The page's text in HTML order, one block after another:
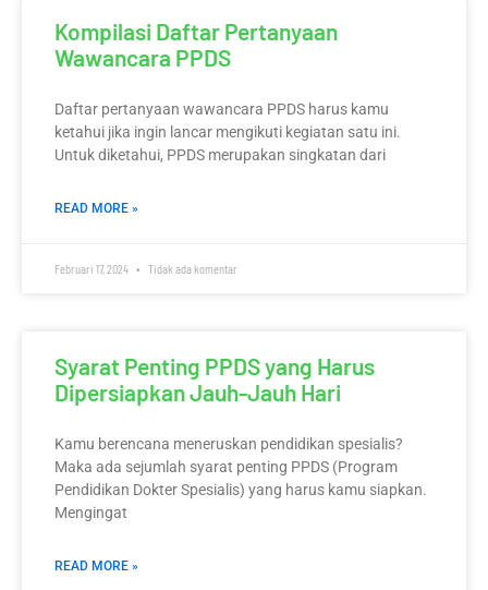
Kompilasi Daftar Pertanyaan
Wawancara PPDS
Daftar pertanyaan wawancara PPDS harus kamu
ketahui jika ingin lancar mengikuti kegiatan satu ini.
Untuk diketahui, PPDS merupakan singkatan dari
READ MORE »
Februari 17, 2024 Tidak ada komentar
Syarat Penting PPDS yang Harus
Dipersiapkan Jauh-Jauh Hari
Kamu berencana meneruskan pendidikan spesialis?
Maka ada sejumlah syarat penting PPDS (Program
Pendidikan Dokter Spesialis) yang harus kamu siapkan.
Mengingat
READ MORE »